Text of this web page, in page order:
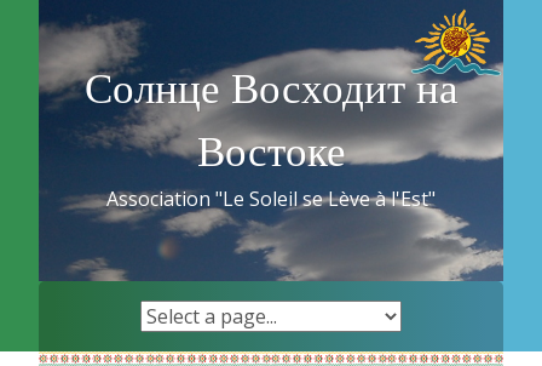
content Солнце Восходит на
Востоке
Association "Le Soleil se Lève à l'Est"